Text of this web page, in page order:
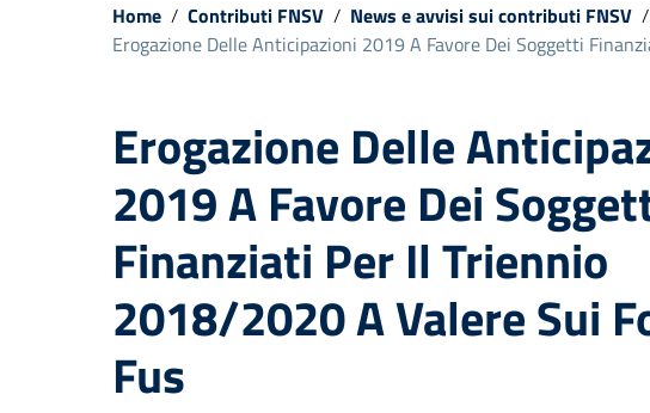
Home / Contributi FNSV / News e avvisi sui contributi FNSV /
Erogazione Delle Anticipazioni 2019 A Favore Dei Soggetti
Erogazione Delle
2019 A Favore Dei
Finanziati Per Il Triennio
2018/2020 A Valere Sui
Fus